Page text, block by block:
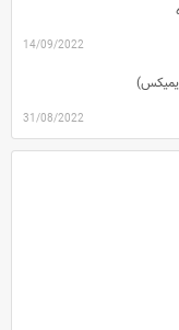
14/09/2022
31/08/2022